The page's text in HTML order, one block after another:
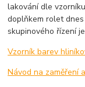
lakování dle
doplňkem rolet
skupinového řízení
Vzorník barev
Návod na zaměření